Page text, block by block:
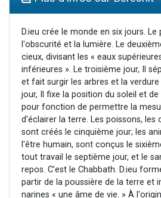
Il reste 49 places
D.ieu crée le monde en six jours.
l'obscurité et la lumière. Le
cieux, divisant les « eaux
inférieures ». Le troisième jour, Il
et fait surgir les arbres et la
jour, Il fixe la position du soleil et
pour fonction de permettre la
d'éclairer la terre. Les poissons, les
sont créés le cinquième jour; les
l'être humain, sont conçus le
tout travail le septième jour, et le
repos. C’est le Chabbath. D.ieu
partir de la poussière de la terre et
narines « une âme de vie. » À